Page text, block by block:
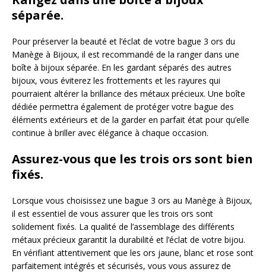
séparée.
Pour préserver la beauté et l’éclat de votre bague 3 ors du
Manège à Bijoux, il est recommandé de la ranger dans une
boîte à bijoux séparée. En les gardant séparés des autres
bijoux, vous éviterez les frottements et les rayures qui
pourraient altérer la brillance des métaux précieux. Une boîte
dédiée permettra également de protéger votre bague des
éléments extérieurs et de la garder en parfait état pour qu’elle
continue à briller avec élégance à chaque occasion.
Assurez-vous que les trois ors sont bien
fixés.
Lorsque vous choisissez une bague 3 ors au Manège à Bijoux,
il est essentiel de vous assurer que les trois ors sont
solidement fixés. La qualité de l’assemblage des différents
métaux précieux garantit la durabilité et l’éclat de votre bijou.
En vérifiant attentivement que les ors jaune, blanc et rose sont
parfaitement intégrés et sécurisés, vous vous assurez de